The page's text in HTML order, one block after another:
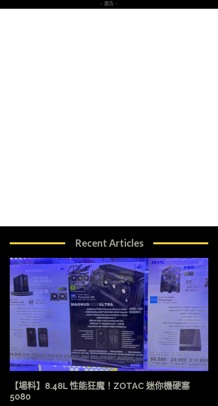
- 廣告 -
Recent Articles
【場料】8.48L 性能狂魔！ZOTAC 迷你機硬塞
5080